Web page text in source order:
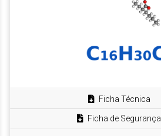
Ficha Técnica
Ficha de Segurança